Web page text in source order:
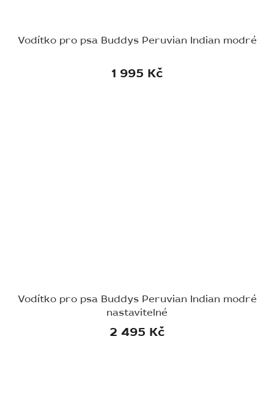
Vodítko pro psa Buddys Peruvian Indian modré
1 995 Kč
Vodítko pro psa Buddys Peruvian Indian modré
nastavitelné
2 495 Kč